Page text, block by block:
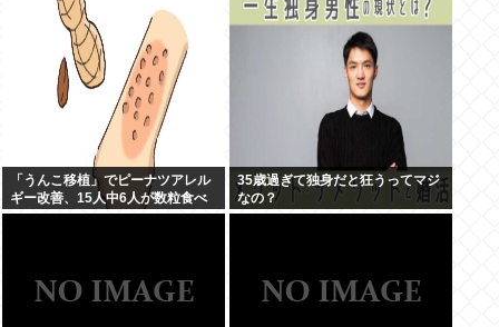
「うんこ移植」でピーナツアレル
ギー改善、15人中6人が数粒食べ
られるように
35歳過ぎて独身だと狂うってマジ
なの？